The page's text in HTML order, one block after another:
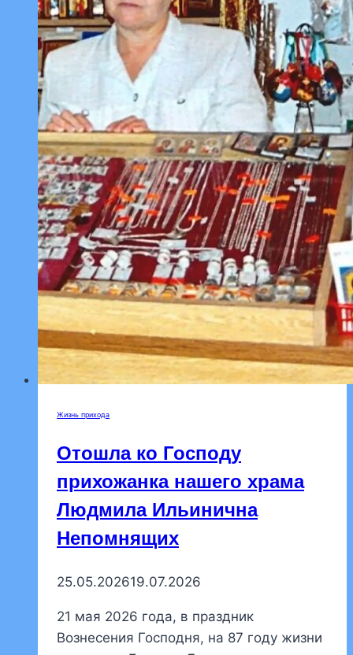
Жизнь прихода
Отошла ко Господу
прихожанка нашего храма
Людмила Ильинична
Непомнящих
25.05.202619.07.2026
21 мая 2026 года, в праздник
Вознесения Господня, на 87 году жизни